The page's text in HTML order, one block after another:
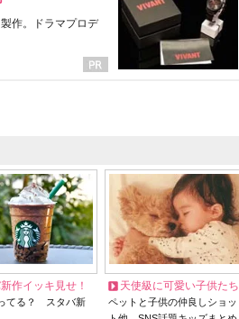
作。ドラマプロデ
作イッキ見せ！
てる？ スタバ新
天使級に可愛い子供たち
ペットと子供の仲良しショッ